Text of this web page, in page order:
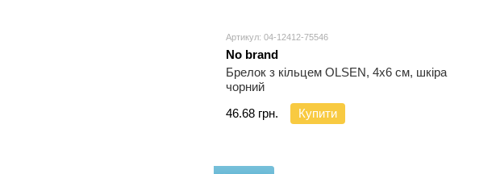
Артикул: 04-12412-75546
No brand
Брелок з кільцем OLSEN, 4х6 см, шкіра
чорний
46.68 грн.
Купити